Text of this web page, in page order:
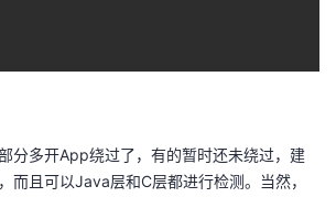
分多开App绕过了，有的暂时还未绕过，建
而且可以Java层和C层都进行检测。当然，